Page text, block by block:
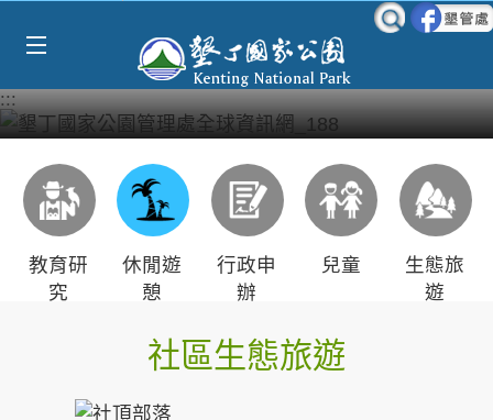
:::
教育研
究
休閒遊
憩
行政申
辦
兒童
生態旅
遊
社區生態旅遊